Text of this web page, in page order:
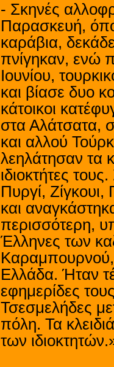
- Σκηνές
Παρασκευή,
καράβια,
πνίγηκαν, ενώ
Ιουνίου,
και βίασε δυο
κάτοικοι
στα Αλάτσατα,
και αλλού
λεηλάτησαν τα
ιδιοκτήτες
Πυργί, Ζίγκουι,
και
περισσότερη,
Έλληνες των
Ελλάδα. Ήταν
εφημερίδες
Τσεσμελήδες
πόλη. Τα
των